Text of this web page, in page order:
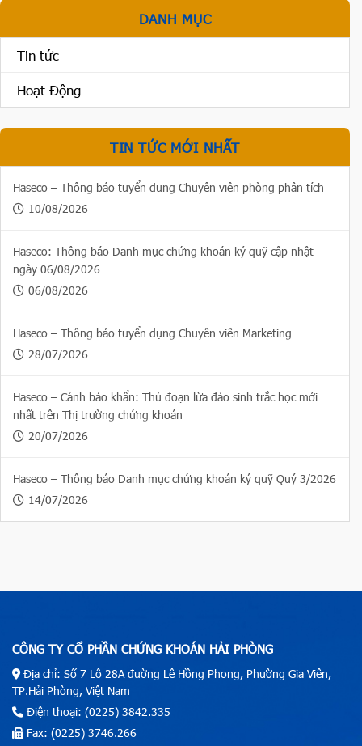
DANH MỤC
Tin tức
Hoạt Động
TIN TỨC MỚI NHẤT
Haseco – Thông báo tuyển dụng Chuyên viên phòng phân tích
10/08/2026
Haseco: Thông báo Danh mục chứng khoán ký quỹ cập nhật
ngày 06/08/2026
06/08/2026
Haseco – Thông báo tuyển dụng Chuyên viên Marketing
28/07/2026
Haseco – Cảnh báo khẩn: Thủ đoạn lừa đảo sinh trắc học mới
nhất trên Thị trường chứng khoán
20/07/2026
Haseco – Thông báo Danh mục chứng khoán ký quỹ Quý 3/2026
14/07/2026
CÔNG TY CỔ PHẦN CHỨNG KHOÁN HẢI PHÒNG
Địa chỉ: Số 7 Lô 28A đường Lê Hồng Phong, Phường Gia Viên,
TP.Hải Phòng, Việt Nam
Điện thoại: (0225) 3842.335
Fax: (0225) 3746.266